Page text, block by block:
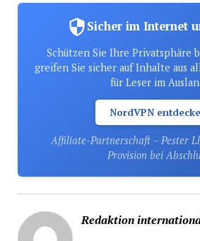
Sicher im Internet
Schützen Sie Ihre Privatsphäre
greifen Sie sicher auf Inhalte aus
für Leser im
NordVPN
Affiliate-Partnerschaft – Pester
Provision bei
Redaktion